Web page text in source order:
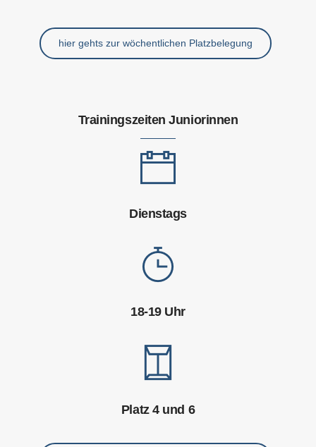
hier gehts zur wöchentlichen Platzbelegung
Trainingszeiten Juniorinnen
Dienstags
18-19 Uhr
Platz 4 und 6